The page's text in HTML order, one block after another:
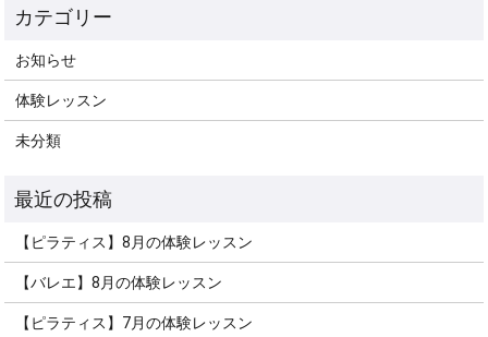
お知らせ
体験レッスン
未分類
【ピラティス】8月の体験レッスン
【バレエ】8月の体験レッスン
【ピラティス】7月の体験レッスン